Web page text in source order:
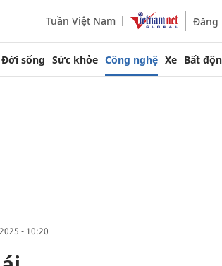
Tuần Việt Nam Đăng
Đời sống Sức khỏe Công nghệ Xe Bất
- 10:20